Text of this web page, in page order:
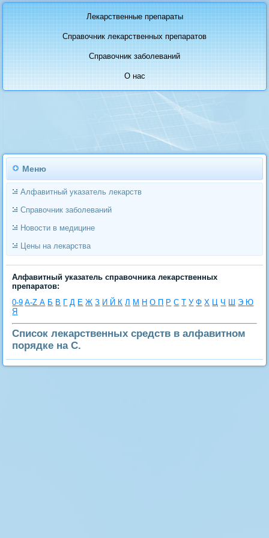
Лекарственные препараты
Справочник лекарственных препаратов
Справочник заболеваний
О нас
Меню
Алфавитный указатель лекарств
Справочник заболеваний
Новости в медицине
Цены на лекарства
Алфавитный указатель справочника лекарственных
препаратов:
0-9 A-ZА Б В Г Д Е Ж З И Й К Л М Н О П Р С Т У Ф Х Ч Э Ю
Я
Список лекарственных средств в алфавитном
порядке на С.